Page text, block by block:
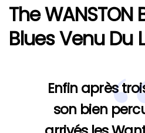
The WANSTON
Blues Venu Du
Enfin après
son bien